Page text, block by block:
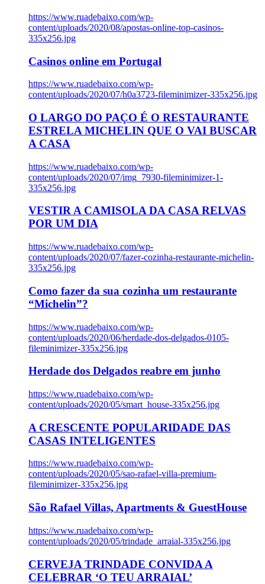
https://www.ruadebaixo.com/wp-
content/uploads/2020/08/apostas-online-top-casinos-
335x256.jpg
Casinos online em Portugal
https://www.ruadebaixo.com/wp-
content/uploads/2020/07/h0a3723-fileminimizer-335x256.jpg
O LARGO DO PAÇO É O RESTAURANTE
ESTRELA MICHELIN QUE O VAI BUSCAR
A CASA
https://www.ruadebaixo.com/wp-
content/uploads/2020/07/img_7930-fileminimizer-1-
335x256.jpg
VESTIR A CAMISOLA DA CASA RELVAS
POR UM DIA
https://www.ruadebaixo.com/wp-
content/uploads/2020/07/fazer-cozinha-restaurante-michelin-
335x256.jpg
Como fazer da sua cozinha um restaurante
“Michelin”?
https://www.ruadebaixo.com/wp-
content/uploads/2020/06/herdade-dos-delgados-0105-
fileminimizer-335x256.jpg
Herdade dos Delgados reabre em junho
https://www.ruadebaixo.com/wp-
content/uploads/2020/05/smart_house-335x256.jpg
A CRESCENTE POPULARIDADE DAS
CASAS INTELIGENTES
https://www.ruadebaixo.com/wp-
content/uploads/2020/05/sao-rafael-villa-premium-
fileminimizer-335x256.jpg
São Rafael Villas, Apartments & GuestHouse
https://www.ruadebaixo.com/wp-
content/uploads/2020/05/trindade_arraial-335x256.jpg
CERVEJA TRINDADE CONVIDA A
CELEBRAR ‘O TEU ARRAIAL’